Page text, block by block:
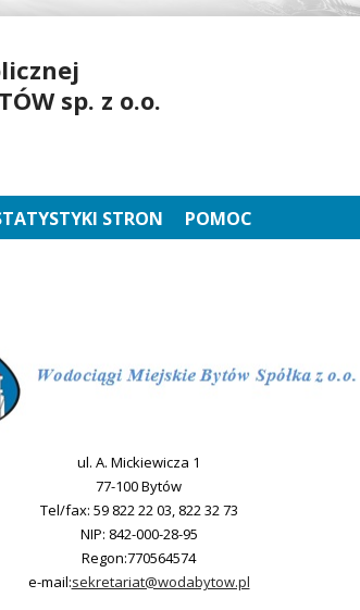
sp. z o.o.
STRON POMOC
ul. A. Mickiewicza 1
77-100 Bytów
Tel/fax: 59 822 22 03, 822 32 73
NIP: 842-000-28-95
Regon:770564574
e-mail:sekretariat@wodabytow.pl